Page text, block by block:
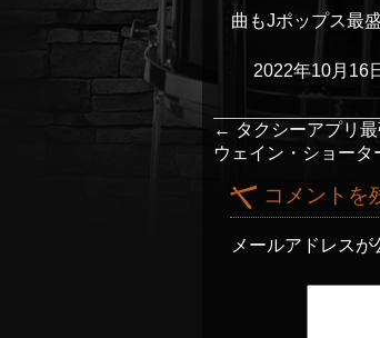
曲もJポップス最
2022年10月16
← タクシーアプリ最
ウェイン・ショー
コメントを
メールアドレスが